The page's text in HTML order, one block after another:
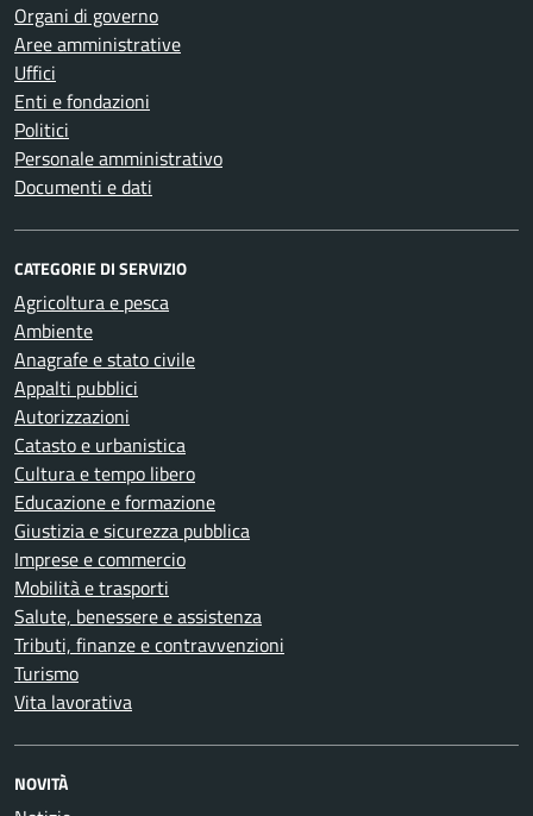
Organi di governo
Aree amministrative
Uffici
Enti e fondazioni
Politici
Personale amministrativo
Documenti e dati
CATEGORIE DI SERVIZIO
Agricoltura e pesca
Ambiente
Anagrafe e stato civile
Appalti pubblici
Autorizzazioni
Catasto e urbanistica
Cultura e tempo libero
Educazione e formazione
Giustizia e sicurezza pubblica
Imprese e commercio
Mobilità e trasporti
Salute, benessere e assistenza
Tributi, finanze e contravvenzioni
Turismo
Vita lavorativa
NOVITÀ